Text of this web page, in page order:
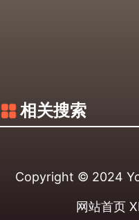
相关搜索
Copyright © 2024
网站首页